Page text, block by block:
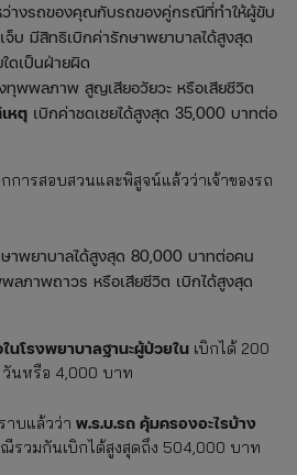
ว่างรถของคุณกับรถของคู่กรณีที่ทำให้ผู้ขับ
จ็บ มีสิทธิเบิกค่ารักษาพยาบาลได้สูงสุด
ดเป็นฝ่ายผิด
ทุพพลภาพ สูญเสียอวัยวะ หรือเสียชีวิต
หตุ เบิกค่าชดเชยได้สูงสุด 35,000 บาทต่อ
การสอบสวนและพิสูจน์แล้วว่าเจ้าของรถ
าพยาบาลได้สูงสุด 80,000 บาทต่อคน
ภาพถาวร หรือเสียชีวิต เบิกได้สูงสุด
นโรงพยาบาลฐานะผู้ป่วยใน เบิกได้ 200
นหรือ 4,000 บาท
าบแล้วว่า พ.ร.บ.รถ คุ้มครองอะไรบ้าง
รวมกันเบิกได้สูงสุดถึง 504,000 บาท